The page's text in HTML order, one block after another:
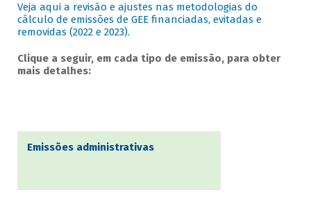
Veja aqui a revisão e ajustes nas metodologias do
cálculo de emissões de GEE financiadas, evitadas e
removidas (2022 e 2023).
Clique a seguir, em cada tipo de emissão, para obter
mais detalhes:
Emissões administrativas